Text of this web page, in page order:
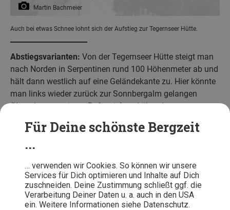
Für Deine schönste Bergzeit
...
… verwenden wir Cookies. So können wir unsere
Services für Dich optimieren und Inhalte auf Dich
zuschneiden. Deine Zustimmung schließt ggf. die
Verarbeitung Deiner Daten u. a. auch in den USA
ein. Weitere Informationen siehe Datenschutz.
Martin Bachmeier
Auch bei etwas Schnee lohnt sich der Aufstieg zur Tegernseer Hütte.
Abstiegsvarianten: Von der Tegernseer Hütte steigt man
nach Norden in Serpentinen rund 100 Höhenmeter ab und
hält dann westlich auf eine Geländekante zu. Hier könnte
man links wieder zurück zur Sonnbergalm gelangen
(Umgehungsvariante Roßstein) und über den
Rundtour wählen wir die Route über die Röhrlmoosalm
und durch daswildromantische Tal am Schliffbach
entlang. An der B 307 angekommen geht es nach
wenigen Metern an der Straße das letzte Stück an der
Weißach entlang zurück zum Parkplatz oder zur